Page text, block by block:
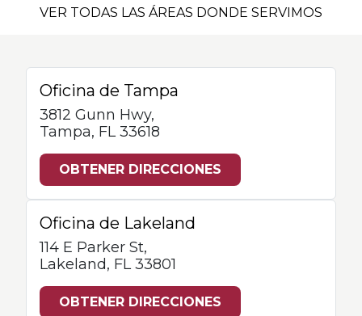
VER TODAS LAS ÁREAS DONDE SERVIMOS
Oficina de Tampa
3812 Gunn Hwy,
Tampa, FL 33618
OBTENER DIRECCIONES
Oficina de Lakeland
114 E Parker St,
Lakeland, FL 33801
OBTENER DIRECCIONES